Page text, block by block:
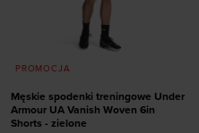
PROMOCJA
Męskie spodenki treningowe Under
Armour UA Vanish Woven 6in
Shorts - zielone